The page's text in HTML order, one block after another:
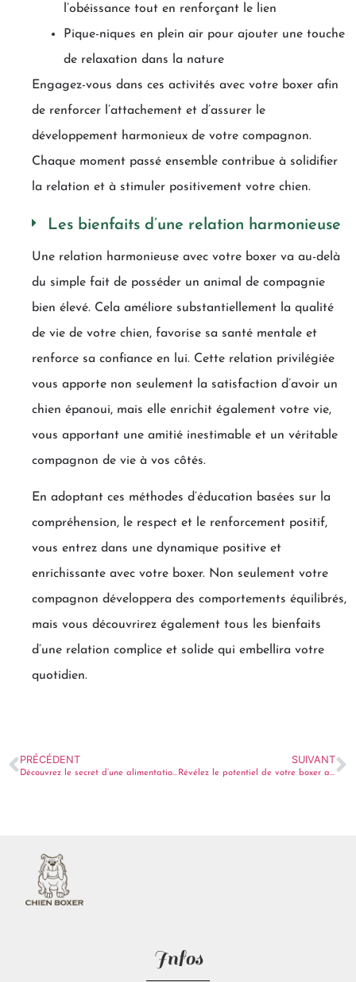
l’obéissance tout en renforçant le lien
Pique-niques en plein air pour ajouter une touche
de relaxation dans la nature
Engagez-vous dans ces activités avec votre boxer afin
de renforcer l’attachement et d’assurer le
développement harmonieux de votre compagnon.
Chaque moment passé ensemble contribue à solidifier
la relation et à stimuler positivement votre chien.
Les bienfaits d’une relation harmonieuse
Une relation harmonieuse avec votre boxer va au-delà
du simple fait de posséder un animal de compagnie
bien élevé. Cela améliore substantiellement la qualité
de vie de votre chien, favorise sa santé mentale et
renforce sa confiance en lui. Cette relation privilégiée
vous apporte non seulement la satisfaction d’avoir un
chien épanoui, mais elle enrichit également votre vie,
vous apportant une amitié inestimable et un véritable
compagnon de vie à vos côtés.
En adoptant ces méthodes d’éducation basées sur la
compréhension, le respect et le renforcement positif,
vous entrez dans une dynamique positive et
enrichissante avec votre boxer. Non seulement votre
compagnon développera des comportements équilibrés,
mais vous découvrirez également tous les bienfaits
d’une relation complice et solide qui embellira votre
quotidien.
PRÉCÉDENT
Découvrez le secret d’une alimentation parfaite pour votre boxer !
SUIVANT
Révélez le potentiel de votre boxer avec ces astuces de dressage surprenantes
Infos